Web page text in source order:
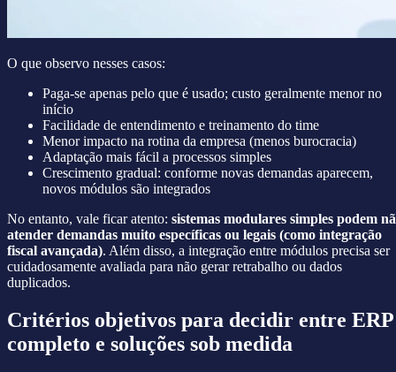
O que observo nesses casos:
Paga-se apenas pelo que é usado; custo geralmente menor no
início
Facilidade de entendimento e treinamento do time
Menor impacto na rotina da empresa (menos burocracia)
Adaptação mais fácil a processos simples
Crescimento gradual: conforme novas demandas aparecem,
novos módulos são integrados
No entanto, vale ficar atento: sistemas modulares simples podem
atender demandas muito específicas ou legais (como integração
fiscal avançada). Além disso, a integração entre módulos precisa ser
cuidadosamente avaliada para não gerar retrabalho ou dados
duplicados.
Critérios objetivos para decidir entre ERP
completo e soluções sob medida